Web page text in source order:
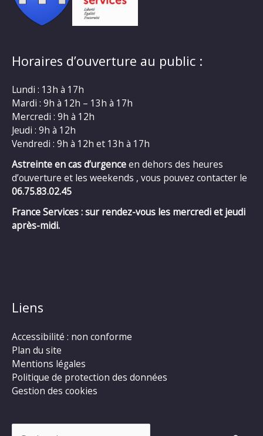
Horaires d’ouverture au public :
Lundi : 13h à 17h
Mardi : 9h à 12h – 13h à 17h
Mercredi : 9h à 12h
Jeudi : 9h à 12h
Vendredi : 9h à 12h et 13h à 17h
Astreinte en cas d’urgenceen dehors des heures
d’ouverture et les weekends , vous pouvez contacter le
06.75.83.02.45
France Services : sur rendez-vous les mercredi et jeudi
après-midi.
Liens
Accessibilité : non conforme
Plan du site
Mentions légales
Politique de protection des données
Gestion des cookies